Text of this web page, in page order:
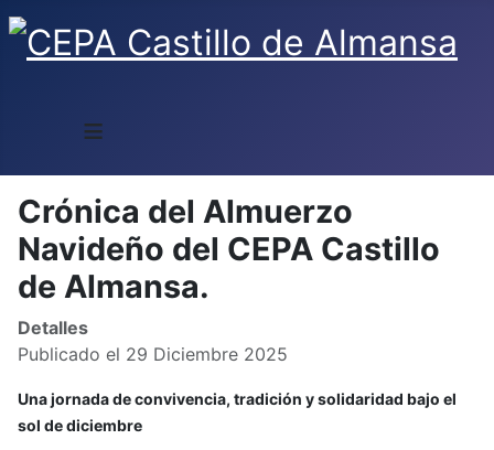
≡
Crónica del Almuerzo
Navideño del CEPA Castillo
de Almansa.
Detalles
Publicado el 29 Diciembre 2025
Una jornada de convivencia, tradición y solidaridad bajo el
sol de diciembre